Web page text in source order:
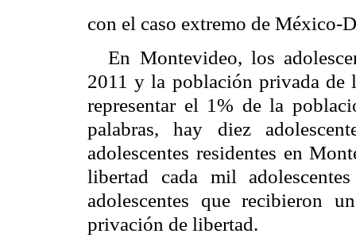
con el caso extremo de México-
En Montevideo, los
2011 y la población privada de
representar el 1% de la
palabras, hay diez
adolescentes residentes en
libertad cada mil
adolescentes que recibieron
privación de libertad.